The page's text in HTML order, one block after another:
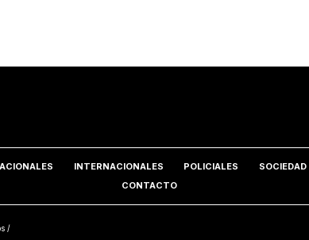
INTERNACIONALES POLICIALES SOCIEDAD
CONTACTO
/